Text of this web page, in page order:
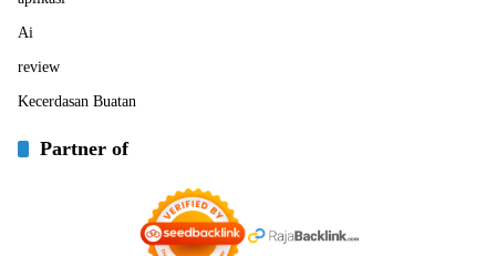
Ai
review
Kecerdasan Buatan
Partner of